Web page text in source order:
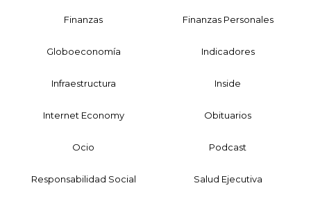
Finanzas Finanzas Personales
Globoeconomía Indicadores
Infraestructura Inside
Internet Economy Obituarios
Ocio Podcast
Responsabilidad Social Salud Ejecutiva